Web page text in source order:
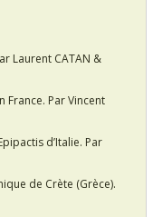
Laurent CATAN &
Par Vincent
d’Italie. Par
de Crète (Grèce).